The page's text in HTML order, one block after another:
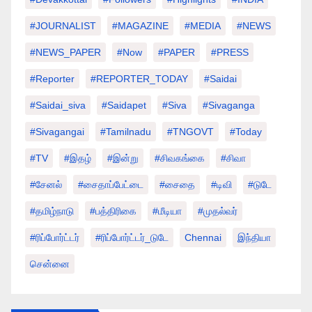
#JOURNALIST #MAGAZINE #MEDIA #NEWS
#NEWS_PAPER #Now #PAPER #PRESS
#Reporter #REPORTER_TODAY #saidai
#saidai_siva #saidapet #Siva #Sivaganga
#sivagangai #tamilnadu #TNGOVT #today
#TV #இதழ் #இன்று #சிவகங்கை #சிவா
#சேனல் #சைதாப்பேட்டை #சைதை #டிவி #டுடே
#தமிழ்நாடு #பத்திரிகை #மீடியா #முதல்வர்
#ரிப்போர்ட்டர் #ரிப்போர்ட்டர்_டுடே Chennai இந்தியா
சென்னை